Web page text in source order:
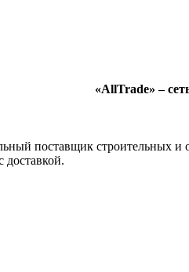
«AllTrade» –
поставщик строительных и
доставкой.